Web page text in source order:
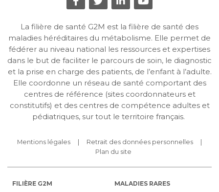
La filière de santé G2M est la filière de santé des
maladies héréditaires du métabolisme. Elle permet de
fédérer au niveau national les ressources et expertises
dans le but de faciliter le parcours de soin, le diagnostic
et la prise en charge des patients, de l’enfant à l’adulte.
Elle coordonne un réseau de santé comportant des
centres de référence (sites coordonnateurs et
constitutifs) et des centres de compétence adultes et
pédiatriques, sur tout le territoire français.
Mentions légales
Retrait des données personnelles
Plan du site
FILIÈRE G2M MALADIES RARES